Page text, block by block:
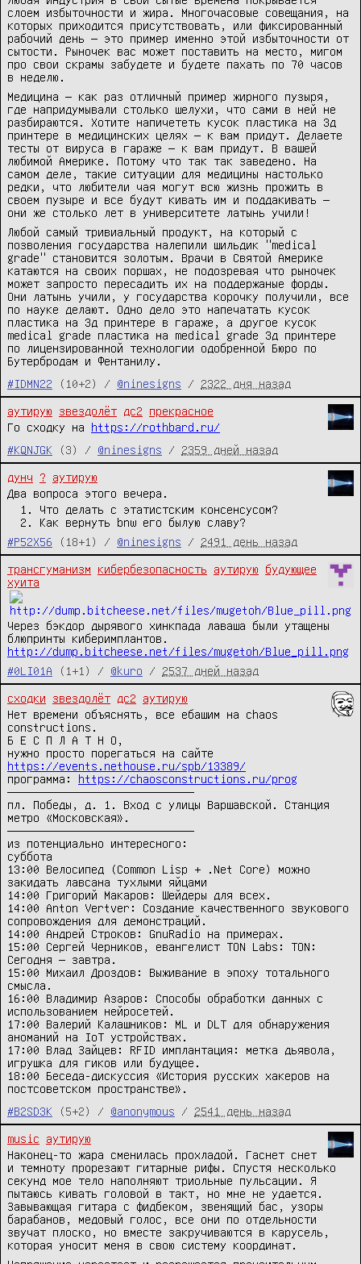
слоем избыточности и жира. Многочасовые совещания, на
которых приходится присутствовать, или фиксированный
рабочий день — это пример именно этой избыточности от
сытости. Рыночек вас может поставить на место, мигом
про свои скрамы забудете и будете пахать по 70 часов
в неделю.
Медицина — как раз отличный пример жирного пузыря,
где напридумывали столько шелухи, что сами в ней не
разбираются. Хотите напичететь кусок пластика на 3д
принтере в медицинских целях — к вам придут. Делаете
тесты от вируса в гараже — к вам придут. В вашей
любимой Америке. Потому что так так заведено. На
самом деле, такие ситуации для медицины настолько
редки, что любители чая могут всю жизнь прожить в
своем пузыре и все будут кивать им и поддакивать —
они же столько лет в университете латынь учили!
Любой самый тривиальный продукт, на который с
позволения государства налепили шильдик "medical
grade" становится золотым. Врачи в Святой Америке
катаются на своих поршах, не подозревая что рыночек
может запросто пересадить их на поддержаные форды.
Они латынь учили, у государства корочку получили, все
по науке делают. Одно дело это напечатать кусок
пластика на 3д принтере в гараже, а другое кусок
medical grade пластика на medical grade 3д принтере
по лицензированной технологии одобренной Бюро по
Бутербродам и Фентанилу.
#IDMN22
(10+2) / @ninesigns / 2322 дня назад
аутирую звездолёт дс2
прекрасное
Го сходку на https://rothbard.ru/
#KQNJGK
(3) / @ninesigns / 2359 дней назад
дунч ?
аутирую
Два вопроса этого вечера.
Что делать с этатистским консенсусом?
Как вернуть bnw его былую славу?
#P52X56
(18+1) / @ninesigns / 2491 день назад
трансгуманизм кибербезопасность аутирую
будующее
хуита
Через бэкдор дырявого хинкпада лаваша были утащены
http://dump.bitcheese.net/files/mugetoh/Blue_pill.png
#0LI01A
(1+1) / @kuro / 2537 дней назад
сходки звездолёт дс2
аутирую
Нет времени объяснять, все ебашим на chaos
constructions.
Б Е С П Л А Т Н О,
нужно просто порегаться на сайте
https://events.nethouse.ru/spb/13389/
программа: https://chaosconstructions.ru/prog
—————————————————————————————
пл. Победы, д. 1. Вход с улицы Варшавской. Станция
метро «Московская».
—————————————————————————————
из потенциально интересного:
суббота
13:00 Велосипед (Common Lisp + .Net Core) можно
закидать лавсана тухлыми яйцами
14:00 Григорий Макаров: Шейдеры для всех.
14:00 Anton Vertver: Создание качественного звукового
сопровождения для демонстраций.
14:00 Андрей Строков: GnuRadio на примерах.
15:00 Сергей Черников, евангелист TON Labs: TON:
Сегодня — завтра.
15:00 Михаил Дроздов: Выживание в эпоху тотального
смысла.
16:00 Владимир Азаров: Способы обработки данных с
использованием нейросетей.
17:00 Валерий Калашников: ML и DLT для обнаружения
аноманий на IoT устройствах.
17:00 Влад Зайцев: RFID имплантация: метка дьявола,
игрушка для гиков или будущее.
18:00 Беседа-дискуссия «История русских хакеров на
постсоветском пространстве».
#B2SD3K
(5+2) / @anonymous / 2541 день назад
music
аутирую
Наконец-то жара сменилась прохладой. Гаснет снет
и темноту прорезают гитарные рифы. Спустя несколько
секунд мое тело наполняют триольные пульсации. Я
пытаюсь кивать головой в такт, но мне не удается.
Завывающая гитара с фидбеком, звенящий бас, узоры
барабанов, медовый голос, все они по отдельности
звучат плоско, но вместе закручиваются в карусель,
которая уносит меня в свою систему координат.